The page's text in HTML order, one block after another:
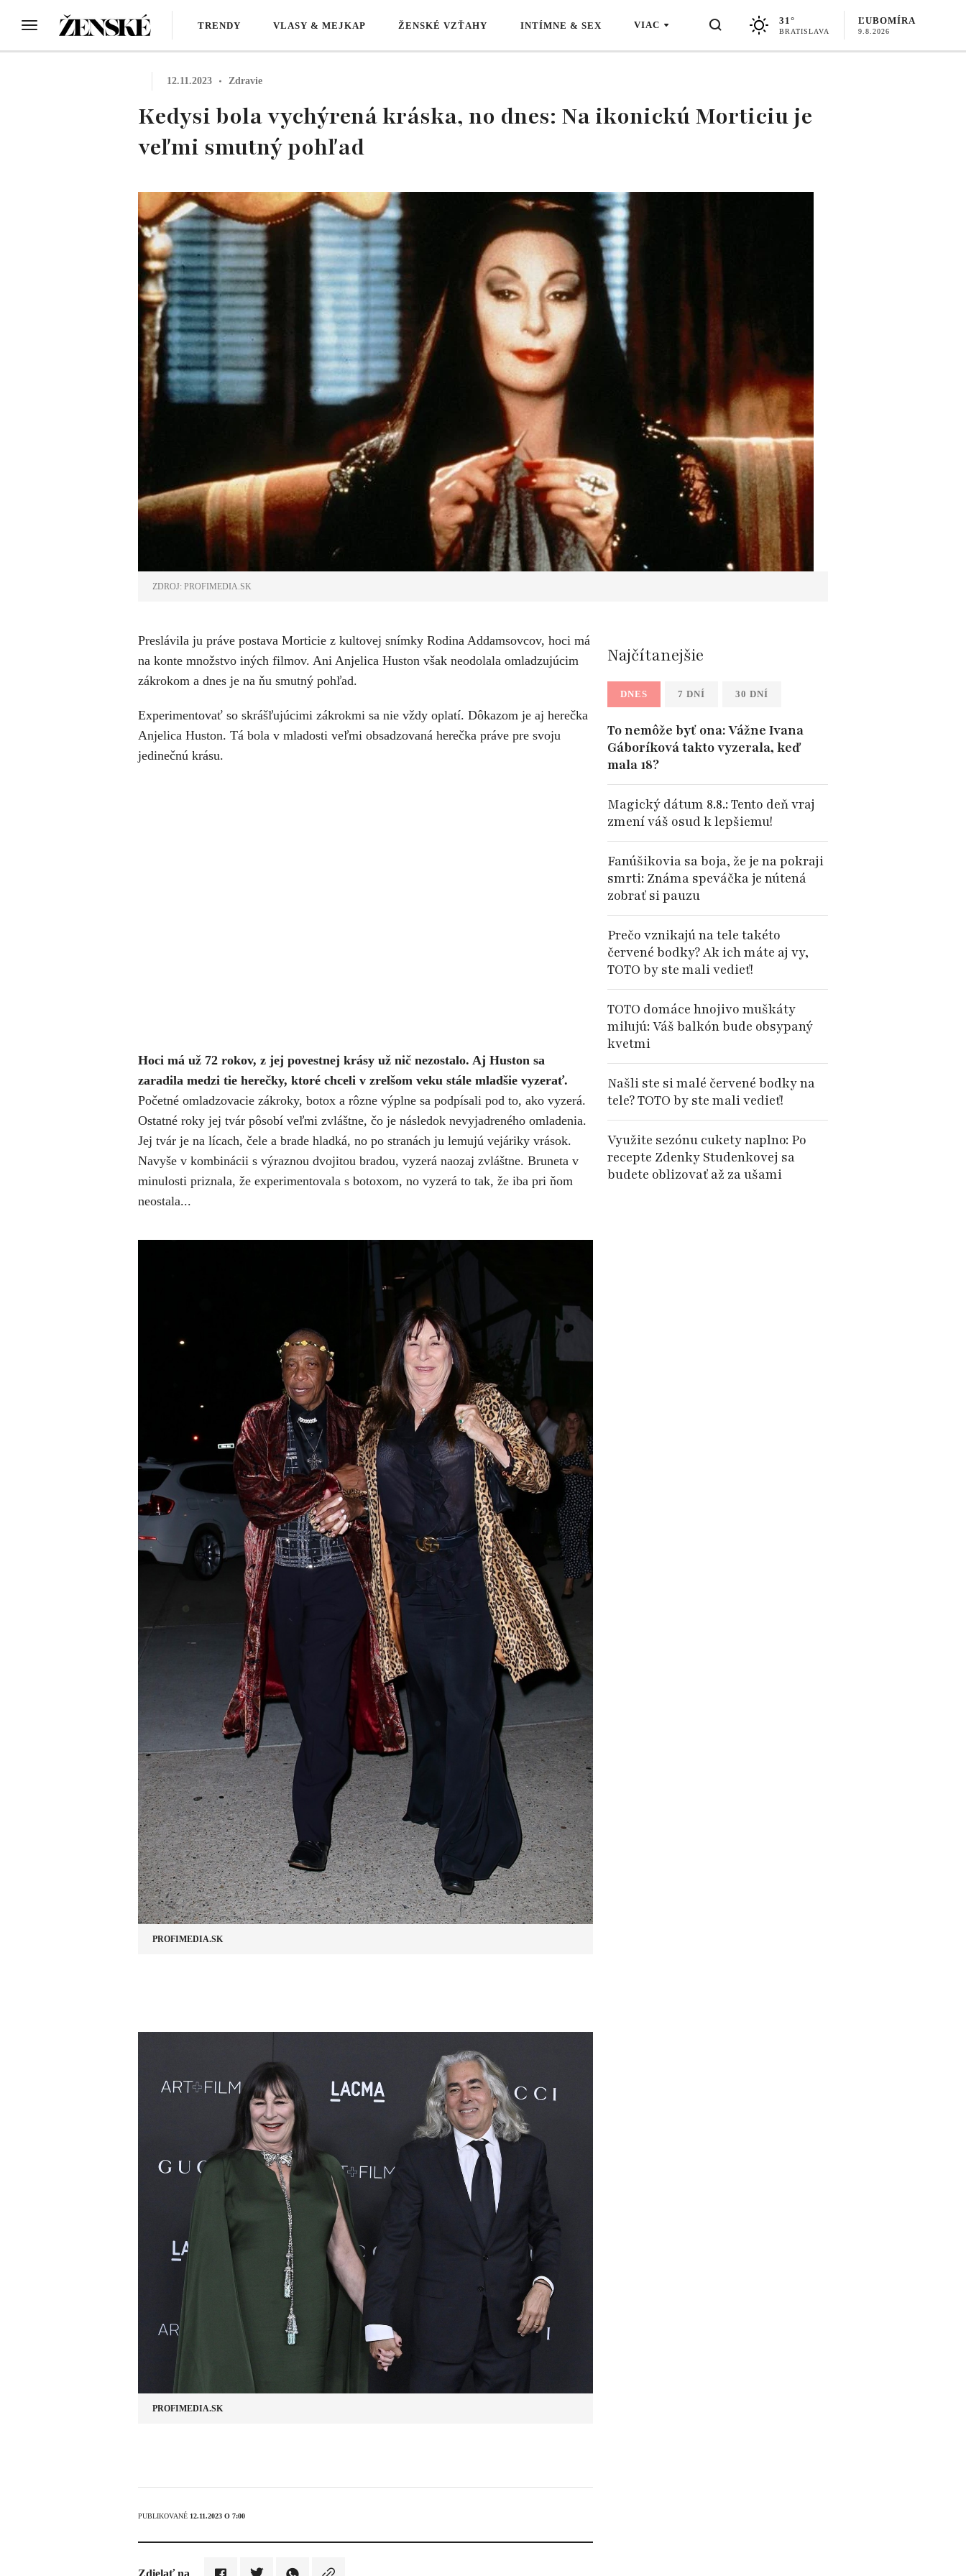
TRENDY VLASY & MEJKAP ŽENSKÉ VZŤAHY INTÍMNE & SEX VIAC 31°
BRATISLAVA
ĽUBOMÍRA
9.8.2026
12.11.2023 Zdravie
Kedysi bola vychýrená kráska, no dnes: Na ikonickú Morticiu je
veľmi smutný pohľad
ZDROJ: PROFIMEDIA.SK
Preslávila ju práve postava Morticie z kultovej snímky Rodina Addamsovcov, hoci má
na konte množstvo iných filmov. Ani Anjelica Huston však neodolala omladzujúcim
zákrokom a dnes je na ňu smutný pohľad.
Experimentovať so skrášľujúcimi zákrokmi sa nie vždy oplatí. Dôkazom je aj herečka
Anjelica Huston. Tá bola v mladosti veľmi obsadzovaná herečka práve pre svoju
jedinečnú krásu.
Hoci má už 72 rokov, z jej povestnej krásy už nič nezostalo. Aj Huston sa
zaradila medzi tie herečky, ktoré chceli v zrelšom veku stále mladšie vyzerať.
Početné omladzovacie zákroky, botox a rôzne výplne sa podpísali pod to, ako vyzerá.
Ostatné roky jej tvár pôsobí veľmi zvláštne, čo je následok nevyjadreného omladenia.
Jej tvár je na lícach, čele a brade hladká, no po stranách ju lemujú vejáriky vrások.
Navyše v kombinácii s výraznou dvojitou bradou, vyzerá naozaj zvláštne. Bruneta v
minulosti priznala, že experimentovala s botoxom, no vyzerá to tak, že iba pri ňom
neostala...
PROFIMEDIA.SK
PROFIMEDIA.SK
PUBLIKOVANÉ 12.11.2023 O 7:00
Zdielať na
Najčítanejšie
DNES 7 DNÍ 30 DNÍ
To nemôže byť ona: Vážne Ivana
Gáboríková takto vyzerala, keď
mala 18?
Magický dátum 8.8.: Tento deň vraj
zmení váš osud k lepšiemu!
Fanúšikovia sa boja, že je na pokraji
smrti: Známa speváčka je nútená
zobrať si pauzu
Prečo vznikajú na tele takéto
červené bodky? Ak ich máte aj vy,
TOTO by ste mali vedieť!
TOTO domáce hnojivo muškáty
milujú: Váš balkón bude obsypaný
kvetmi
Našli ste si malé červené bodky na
tele? TOTO by ste mali vedieť!
Využite sezónu cukety naplno: Po
recepte Zdenky Studenkovej sa
budete oblizovať až za ušami